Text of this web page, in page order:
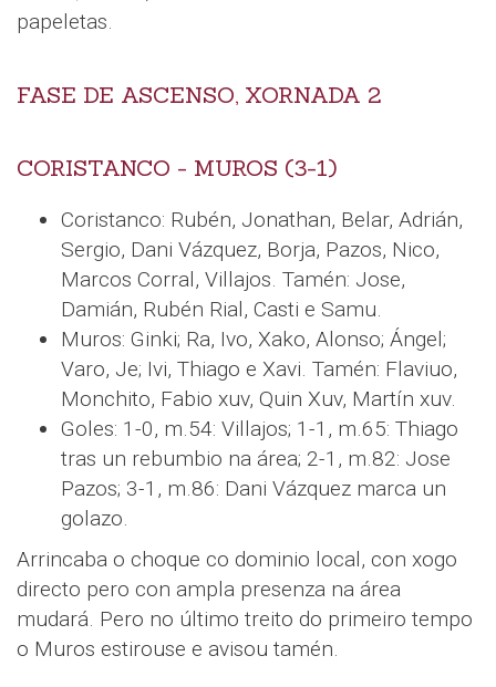
papeletas.
FASE DE ASCENSO, XORNADA 2
CORISTANCO - MUROS (3-1)
Coristanco: Rubén, Jonathan, Belar, Adrián,
Sergio, Dani Vázquez, Borja, Pazos, Nico,
Marcos Corral, Villajos. Tamén: Jose,
Damián, Rubén Rial, Casti e Samu.
Muros: Ginki; Ra, Ivo, Xako, Alonso; Ángel;
Varo, Je; Ivi, Thiago e Xavi. Tamén: Flaviuo,
Monchito, Fabio xuv, Quin Xuv, Martín xuv.
Goles: 1-0, m.54: Villajos; 1-1, m.65: Thiago
tras un rebumbio na área; 2-1, m.82: Jose
Pazos; 3-1, m.86: Dani Vázquez marca un
golazo.
Arrincaba o choque co dominio local, con xogo
directo pero con ampla presenza na área
mudará. Pero no último treito do primeiro tempo
o Muros estirouse e avisou tamén.